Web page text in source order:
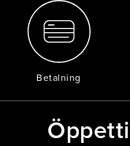
Betalning